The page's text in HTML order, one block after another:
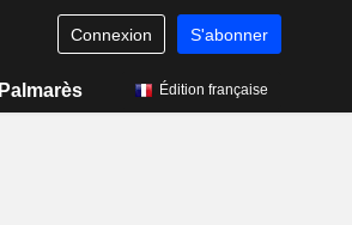
Connexion S'abonner
Palmarès Édition française